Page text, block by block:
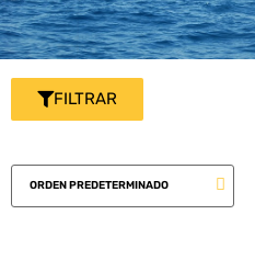
FILTRAR